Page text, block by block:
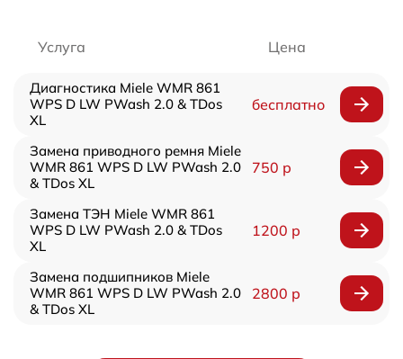
Услуга Цена
Диагностика Miele WMR 861
WPS D LW PWash 2.0 & TDos
XL
бесплатно
Замена приводного ремня Miele
WMR 861 WPS D LW PWash 2.0
& TDos XL
750 р
Замена ТЭН Miele WMR 861
WPS D LW PWash 2.0 & TDos
XL
1200 р
Замена подшипников Miele
WMR 861 WPS D LW PWash 2.0
& TDos XL
2800 р